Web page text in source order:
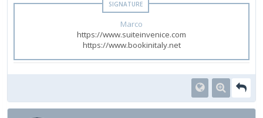
Marco
https://www.suiteinvenice.com
https://www.bookinitaly.net